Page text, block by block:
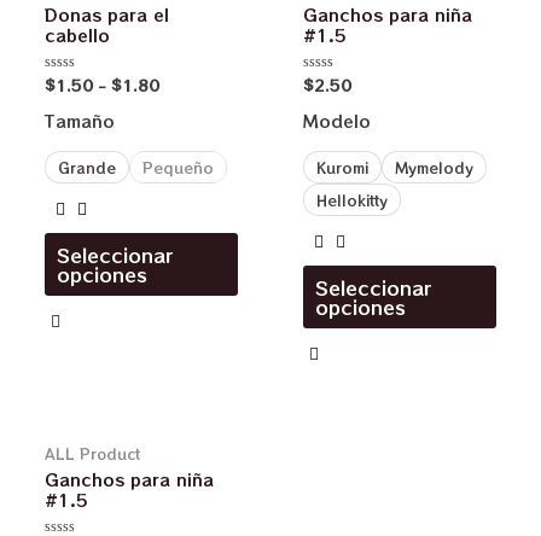
Donas para el
cabello
Valorado
en
0
de
$1.50- $1.80
Tamaño
Grande Pequeño
Seleccionar
opciones
Ganchos para niña
#1.5
Valorado
en
0
de
$2.50
Modelo
Kuromi
Mymelody
Hellokitty
Seleccionar
opciones
ALL Product
Ganchos para niña
#1.5